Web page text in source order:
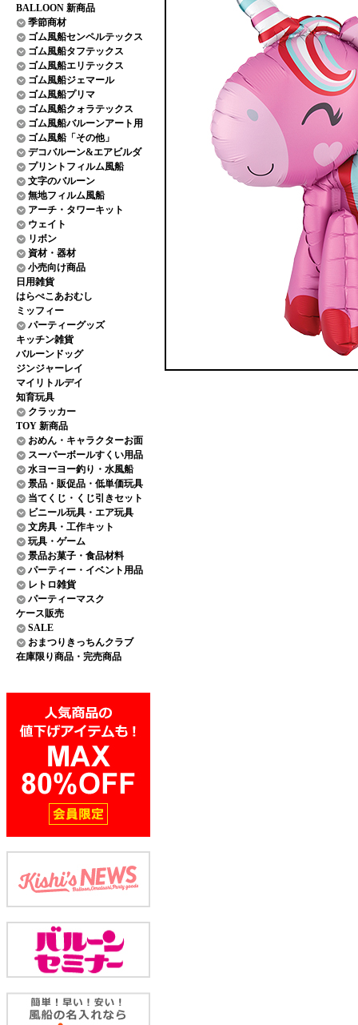
BALLOON 新商品
季節商材
ゴム風船センペルテックス
ゴム風船タフテックス
ゴム風船エリテックス
ゴム風船ジェマール
ゴム風船プリマ
ゴム風船クォラテックス
ゴム風船バルーンアート用
ゴム風船「その他」
デコバルーン&エアビルダ
プリントフィルム風船
文字のバルーン
無地フィルム風船
アーチ・タワーキット
ウェイト
リボン
資材・器材
小売向け商品
日用雑貨
はらぺこあおむし
ミッフィー
パーティーグッズ
キッチン雑貨
バルーンドッグ
ジンジャーレイ
マイリトルデイ
知育玩具
クラッカー
TOY 新商品
おめん・キャラクターお面
スーパーボールすくい用品
水ヨーヨー釣り・水風船
景品・販促品・低単価玩具
当てくじ・くじ引きセット
ビニール玩具・エア玩具
文房具・工作キット
玩具・ゲーム
景品お菓子・食品材料
パーティー・イベント用品
レトロ雑貨
パーティーマスク
ケース販売
SALE
おまつりきっちんクラブ
在庫限り商品・完売商品